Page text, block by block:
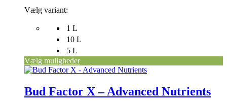
1 L
10 L
5 L
Vælg variant:
Vælg muligheder
varesiden
Bud Factor X – Advanced Nutrients
Dette
har
flere